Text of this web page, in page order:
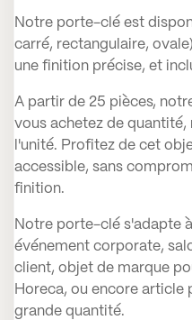
Notre porte-clé est
carré, rectangulaire,
une finition précise, et
A partir de 25 pièces,
vous achetez de quantité,
l'unité. Profitez de cet
accessible, sans
finition.
Notre porte-clé s'adapte
événement corporate,
client, objet de marque
Horeca, ou encore
grande quantité.